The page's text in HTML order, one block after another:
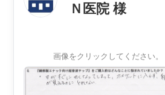
Ｎ医院 様
画像をクリックしてください。